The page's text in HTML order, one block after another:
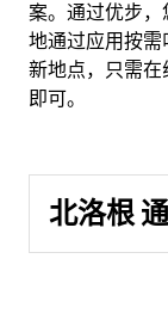
案。通过优步
地通过应用按
新地点，只需
即可。
北洛根